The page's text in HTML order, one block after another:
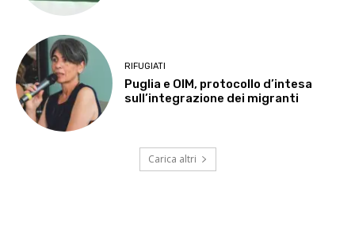
RIFUGIATI
Puglia e OIM, protocollo d’intesa
sull’integrazione dei migranti
Carica altri